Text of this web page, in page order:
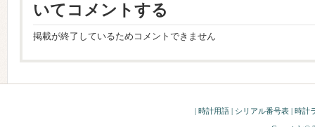
いてコメントする
掲載が終了しているためコメントできません
| 時計用語 | シリアル番号表 | 時計